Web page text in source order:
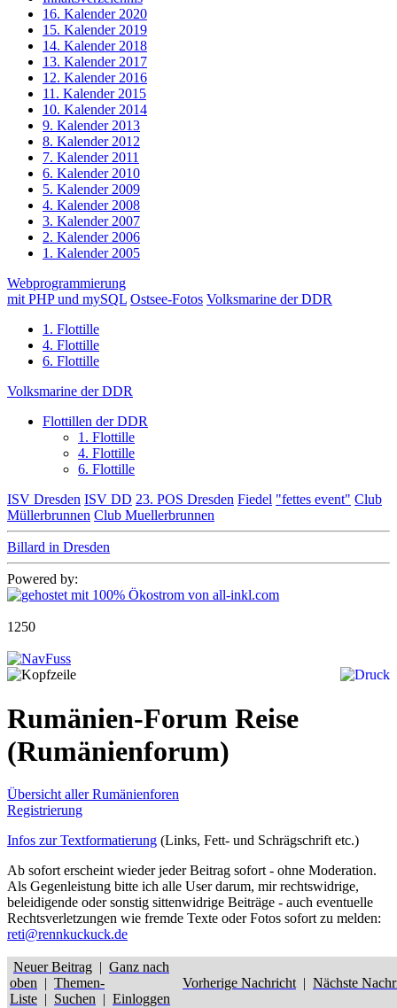
16. Kalender 2020
15. Kalender 2019
14. Kalender 2018
13. Kalender 2017
12. Kalender 2016
11. Kalender 2015
10. Kalender 2014
9. Kalender 2013
8. Kalender 2012
7. Kalender 2011
6. Kalender 2010
5. Kalender 2009
4. Kalender 2008
3. Kalender 2007
2. Kalender 2006
1. Kalender 2005
Webprogrammierung
mit PHP und mySQL Ostsee-Fotos Volksmarine der DDR
1. Flottille
4. Flottille
6. Flottille
Volksmarine der DDR
Flottillen der DDR
1. Flottille
4. Flottille
6. Flottille
ISV Dresden ISV DD 23. POS Dresden Fiedel "fettes event" Club
Müllerbrunnen Club Muellerbrunnen
Billard in Dresden
Powered by:
1250
Rumänien-Forum Reise
(Rumänienforum)
Übersicht aller Rumänienforen
Registrierung
Infos zur Textformatierung (Links, Fett- und Schrägschrift etc.)
Ab sofort erscheint wieder jeder Beitrag sofort - ohne Moderation.
Als Gegenleistung bitte ich alle User darum, mir rechtswidrige,
beleidigende oder sonstig sittenwidrige Beiträge - auch eventuelle
Rechtsverletzungen wie fremde Texte oder Fotos sofort zu melden:
reti@rennkuckuck.de
Neuer Beitrag | Ganz nach
oben | Themen-
Liste | Suchen | Einloggen
Vorherige Nachricht | Nächste